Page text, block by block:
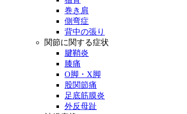
巻き肩
側弯症
背中の張り
関節に関する症状
腱鞘炎
膝痛
O脚・X脚
股関節痛
足底筋膜炎
外反母趾